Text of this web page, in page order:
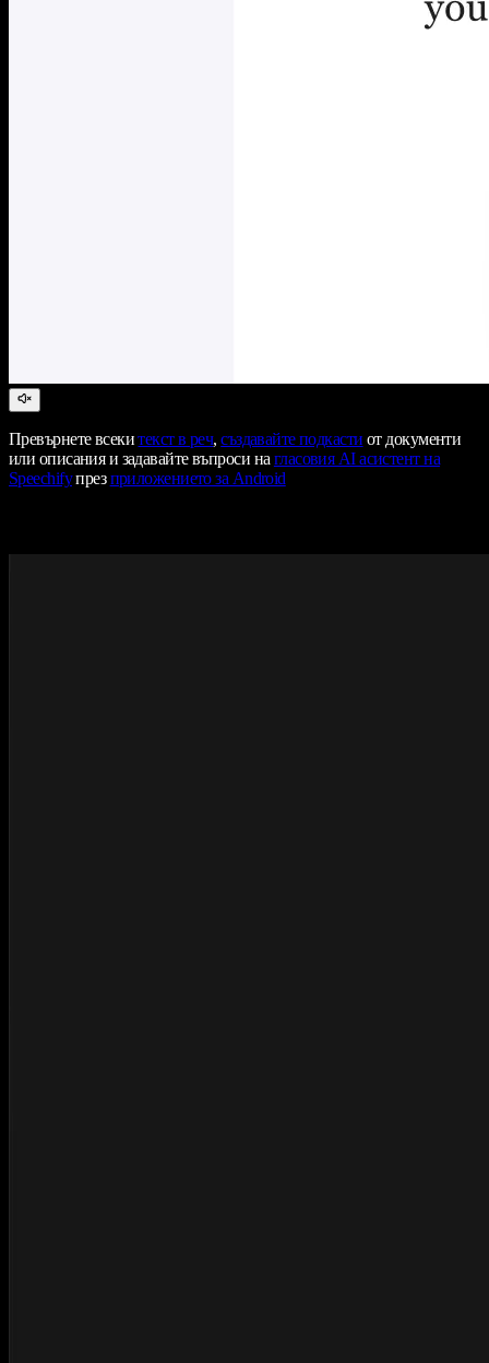
Превърнете всекитекст в реч,създавайте подкасти от документи
или описания и задавайте въпроси нагласовия AI асистент на
Speechifyпрезприложението за Android